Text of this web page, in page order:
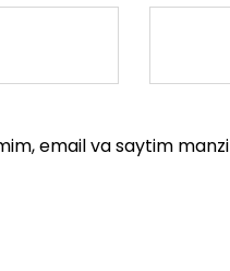
email va saytim